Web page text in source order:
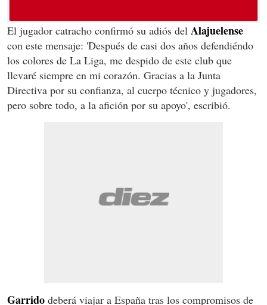
El jugador catracho confirmó su adiós del Alajuelense
con este mensaje: 'Después de casi dos años defendiéndo
los colores de La Liga, me despido de este club que
llevaré siempre en mi corazón. Gracias a la Junta
Directiva por su confianza, al cuerpo técnico y jugadores,
pero sobre todo, a la afición por su apoyo', escribió.
Garrido deberá viajar a España tras los compromisos de